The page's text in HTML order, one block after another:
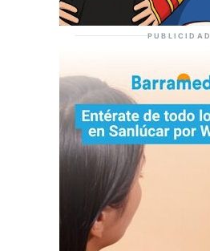
PUBLICIDAD